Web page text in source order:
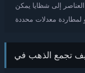
إلى شظايا يمكن